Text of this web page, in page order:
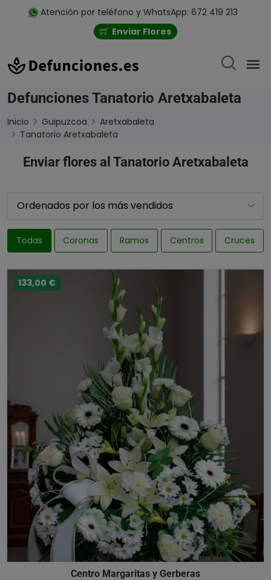
Atención por teléfono y WhatsApp: 672 419 213
Enviar Flores
Defunciones Tanatorio Aretxabaleta
Inicio Guipuzcoa
Aretxabaleta
Tanatorio Aretxabaleta
Enviar flores al Tanatorio Aretxabaleta
Todas Coronas Ramos Centros Cruces
133,00 €
Centro Margaritas y Gerberas